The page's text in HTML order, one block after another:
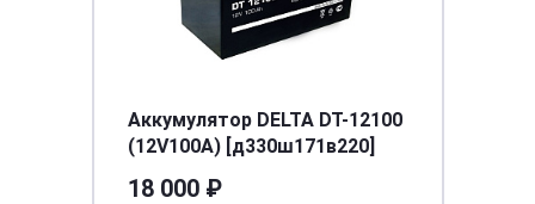
Аккумулятор DELTA DT-12100
(12V100A) [д330ш171в220]
18 000 ₽